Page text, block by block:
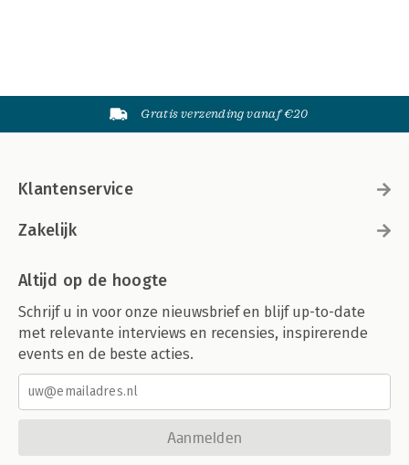
Gratis verzending vanaf €20
Klantenservice
Zakelijk
Altijd op de hoogte
Schrijf u in voor onze nieuwsbrief en blijf up-to-date
met relevante interviews en recensies, inspirerende
events en de beste acties.
Aanmelden